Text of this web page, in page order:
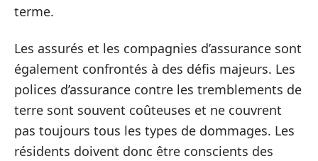
terme.
Les assurés et les compagnies d’assurance sont
également confrontés à des défis majeurs. Les
polices d’assurance contre les tremblements de
terre sont souvent coûteuses et ne couvrent
pas toujours tous les types de dommages. Les
résidents doivent donc être conscients des